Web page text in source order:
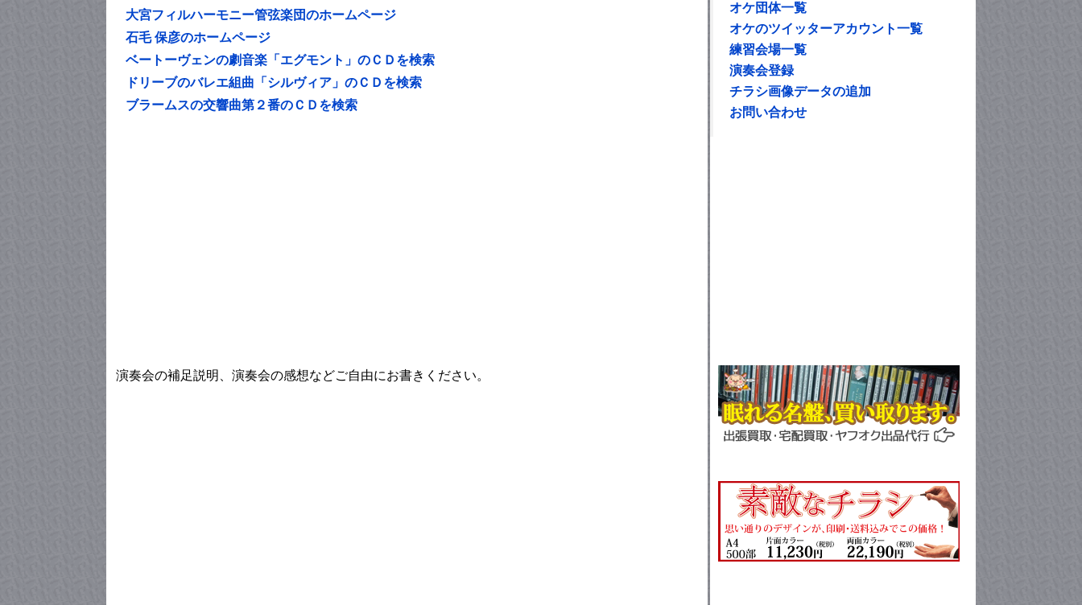
大宮フィルハーモニー管弦楽団のホームページ
石毛 保彦のホームページ
ベートーヴェンの劇音楽「エグモント」のＣＤを検索
ドリーブのバレエ組曲「シルヴィア」のＣＤを検索
ブラームスの交響曲第２番のＣＤを検索
演奏会の補足説明、演奏会の感想などご自由にお書きください。
オケ団体一覧
オケのツイッターアカウント一覧
練習会場一覧
演奏会登録
チラシ画像データの追加
お問い合わせ